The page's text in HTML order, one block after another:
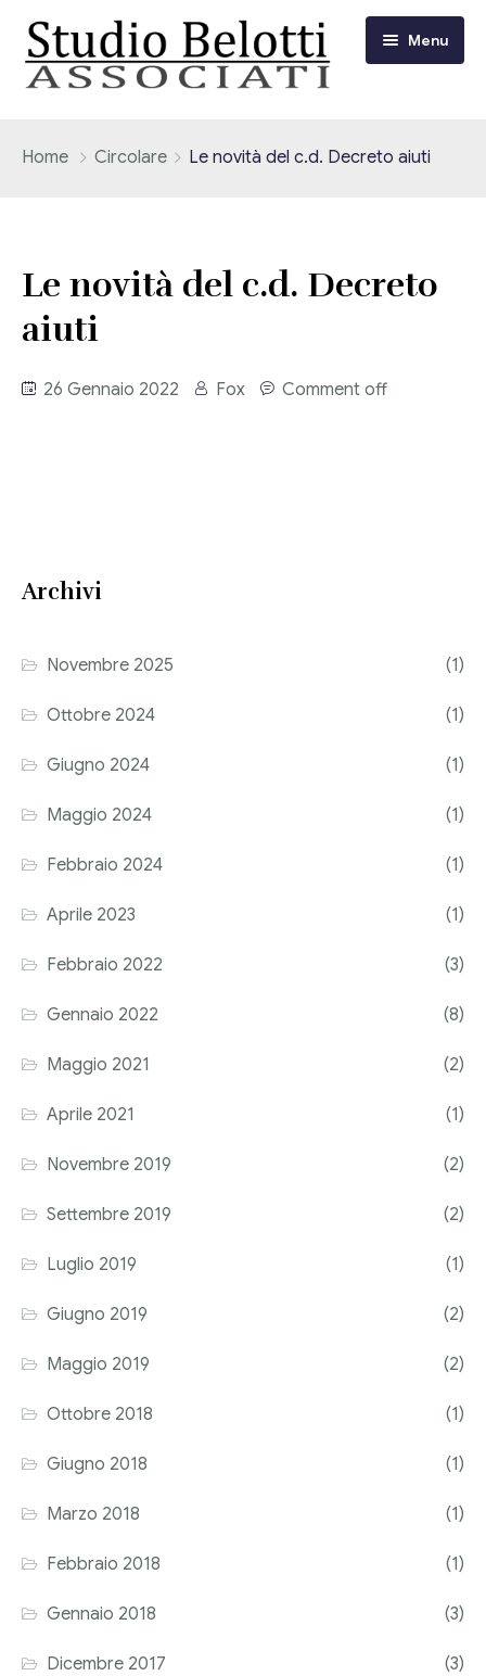
Menu
Circolari Flash
Eventi
Corsi FAD
Video/Tv
Press
Contatti
Home Circolare Le novità del c.d. Decreto aiuti
Le novità del c.d. Decreto
aiuti
26 Gennaio 2022 Fox Comment off
Archivi
Novembre 2025 (1)
Ottobre 2024 (1)
Giugno 2024 (1)
Maggio 2024 (1)
Febbraio 2024 (1)
Aprile 2023 (1)
Febbraio 2022 (3)
Gennaio 2022 (8)
Maggio 2021 (2)
Aprile 2021 (1)
Novembre 2019 (2)
Settembre 2019 (2)
Luglio 2019 (1)
Giugno 2019 (2)
Maggio 2019 (2)
Ottobre 2018 (1)
Giugno 2018 (1)
Marzo 2018 (1)
Febbraio 2018 (1)
Gennaio 2018 (3)
Dicembre 2017 (3)